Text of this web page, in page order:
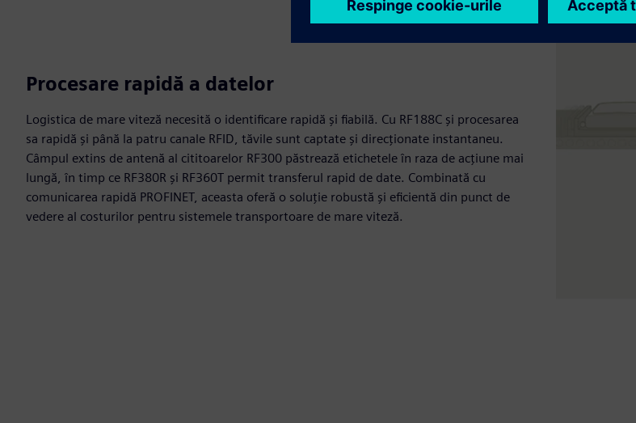
Procesare rapidă a datelor
Logistica de mare viteză necesită o identificare rapidă și fiabilă. Cu RF188C și procesarea
sa rapidă și până la patru canale RFID, tăvile sunt captate și direcționate instantaneu.
Câmpul extins de antenă al cititoarelor RF300 păstrează etichetele în raza de acțiune mai
lungă, în timp ce RF380R și RF360T permit transferul rapid de date. Combinată cu
comunicarea rapidă PROFINET, aceasta oferă o soluție robustă și eficientă din punct de
vedere al costurilor pentru sistemele transportoare de mare viteză.